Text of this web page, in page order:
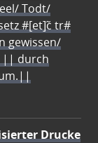
Todt/
#[et]c̃ tr#
gewissen/
|| durch
Drucke